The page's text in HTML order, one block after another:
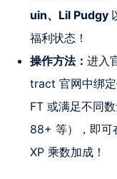
uin、Lil Pudgy
福利状态！
操作方法：进入
tract 官网中绑
FT 或满足不同
88+ 等），即可
XP 乘数加成！